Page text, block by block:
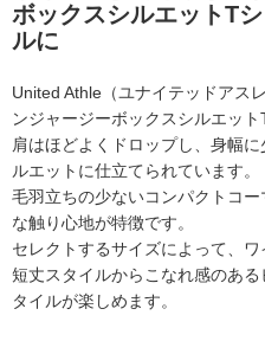
ボックスシルエットT
ルに
United Athle（ユナイテッドアス
ンジャージーボックスシルエット
肩はほどよくドロップし、身幅
ルエットに仕立てられています。
毛羽立ちの少ないコンパクトコ
な触り心地が特徴です。
セレクトするサイズによって、
短丈スタイルから こなれ感のあ
タイルが楽しめます。